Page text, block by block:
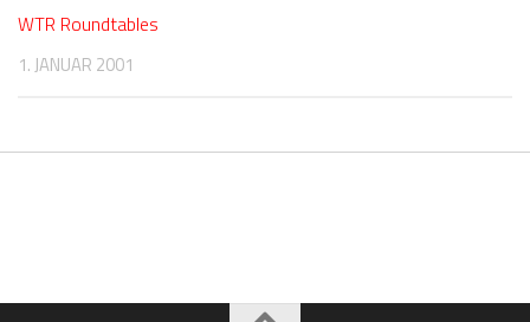
WTR Roundtables
1. JANUAR 2001